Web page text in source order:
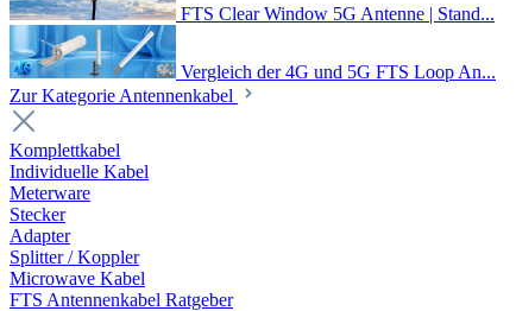
FTS Clear Window 5G Antenne | Stand...
Vergleich der 4G und 5G FTS Loop An...
Zur Kategorie Antennenkabel
Komplettkabel
Individuelle Kabel
Meterware
Stecker
Adapter
Splitter / Koppler
Microwave Kabel
FTS Antennenkabel Ratgeber